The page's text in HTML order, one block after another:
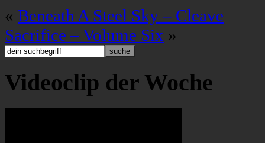
« Beneath A Steel Sky – Cleave
Sacrifice – Volume Six »
Videoclip der Woche